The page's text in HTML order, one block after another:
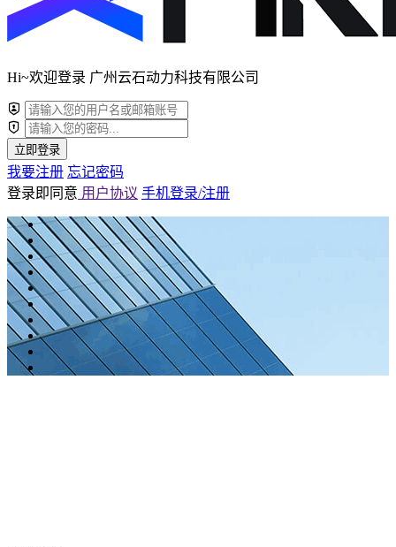
Hi~欢迎登录 广州云石动力科技有限公司
立即登录
我要注册 忘记密码
登录即同意 用户协议 手机登录/注册